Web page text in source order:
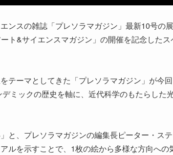
ンスの雑誌「プレソラマガジン」最新10号の
ト&サイエンスマガジン」の開催を記念した
テーマとしてきた「プレソラマガジン」が今
ミックの歴史を軸に、近代科学のもたらした
と、プレソラマガジンの編集長ピーター・ス
ルを示すことで、1枚の絵から多様な方向への